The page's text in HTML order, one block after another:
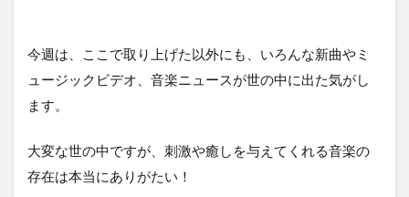
今週は、ここで取り上げた以外にも、いろんな新曲やミ
ュージックビデオ、音楽ニュースが世の中に出た気がし
ます。
大変な世の中ですが、刺激や癒しを与えてくれる音楽の
存在は本当にありがたい！